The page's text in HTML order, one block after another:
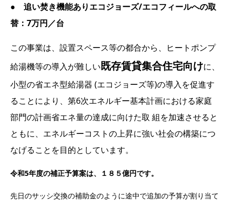
● 追い焚き機能ありエコジョーズ/エコフィールへの取
替：7万円／台
この事業は、設置スペース等の都合から、ヒートポンプ
給湯機等の導入が難しい既存賃貸集合住宅向けに、
小型の省エネ型給湯器 (エコジョーズ等)の導入を促進す
ることにより、第6次エネルギー基本計画における家庭
部門の計画省エネ量の達成に向けた取 組を加速させると
ともに、エネルギーコストの上昇に強い社会の構築につ
なげることを目的としています。
令和5年度の補正予算案は、１８５億円です。
先日のサッシ交換の補助金のように途中で追加の予算が割り当て